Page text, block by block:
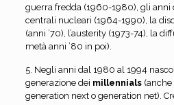
guerra fredda (1960-1980), gli anni
centrali nucleari (1964-1990), la
(anni ’70), l’austerity (1973-74), la
metà anni ’80 in poi).
5. Negli anni dal 1980 al 1994
generazione dei millennials(anche
generation next o generation net).